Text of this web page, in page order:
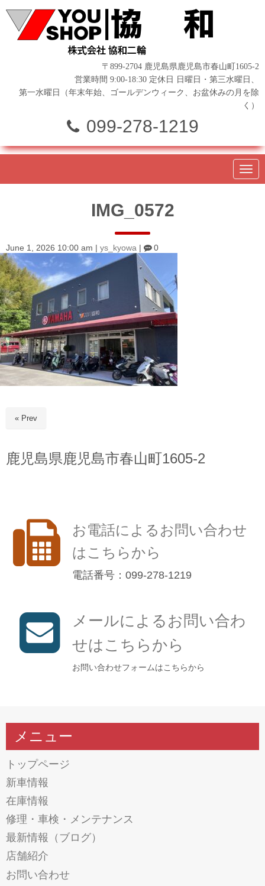
〒899-2704 鹿児島県鹿児島市春山町1605-2
営業時間 9:00-18:30 定休日 日曜日・第三水曜日、
第一水曜日（年末年始、ゴールデンウィーク、お盆休みの月を除
く）
099-278-1219
N
a
IMG_0572
June 1, 2026 10:00 am ys_kyowa 0
« Prev
鹿児島県鹿児島市春山町1605-2
お電話によるお問い合わせ
はこちらから
電話番号：099-278-1219
メールによるお問い合わ
せはこちらから
お問い合わせフォームはこちらから
メニュー
トップページ
新車情報
在庫情報
修理・車検・メンテナンス
最新情報（ブログ）
店舗紹介
お問い合わせ